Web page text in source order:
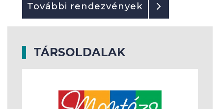
További rendezvények
TÁRSOLDALAK